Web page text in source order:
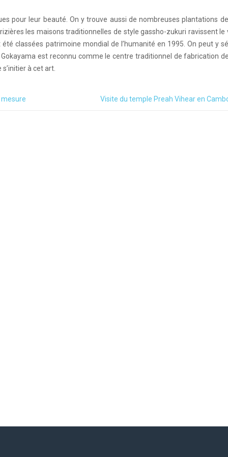
pour leur beauté. On y trouve aussi de nombreuses plantations
les maisons traditionnelles de style gassho-zukuri ravissent le
classées patrimoine mondial de l’humanité en 1995. On peut y
est reconnu comme le centre traditionnel de fabrication
à cet art.
mesure Visite du temple Preah Vihear en